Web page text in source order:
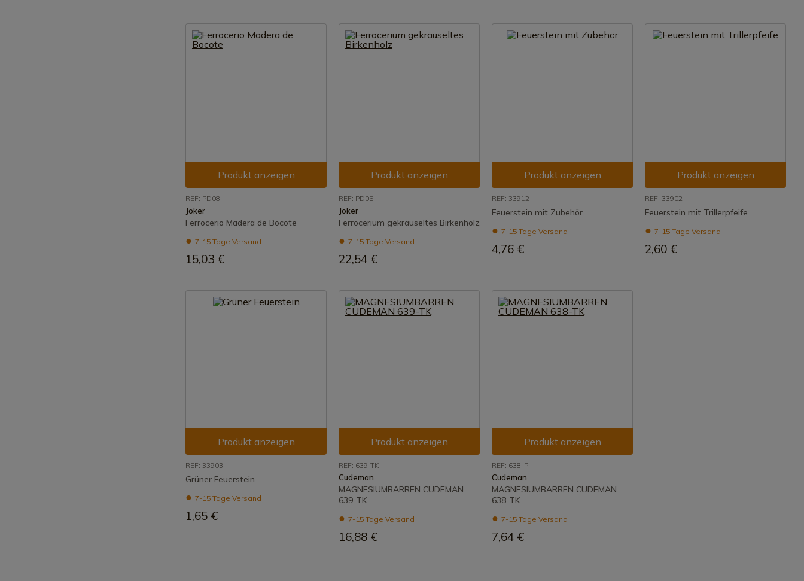
Produkt anzeigen
REF: PD08
Joker
Ferrocerio Madera de Bocote
7-15 Tage Versand
15,03 €
Produkt anzeigen
REF: PD05
Joker
Ferrocerium gekräuseltes Birkenholz
7-15 Tage Versand
22,54 €
Produkt anzeigen
REF: 33912
Feuerstein mit Zubehör
7-15 Tage Versand
4,76 €
Produkt anzeigen
REF: 33902
Feuerstein mit Trillerpfeife
7-15 Tage Versand
2,60 €
Produkt anzeigen
REF: 33903
Grüner Feuerstein
7-15 Tage Versand
1,65 €
Produkt anzeigen
REF: 639-TK
Cudeman
MAGNESIUMBARREN CUDEMAN
639-TK
7-15 Tage Versand
16,88 €
Produkt anzeigen
REF: 638-P
Cudeman
MAGNESIUMBARREN CUDEMAN
638-TK
7-15 Tage Versand
7,64 €